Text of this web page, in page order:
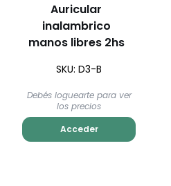
Auricular
inalambrico
manos libres 2hs
SKU: D3-B
Debés loguearte para ver
los precios
Acceder